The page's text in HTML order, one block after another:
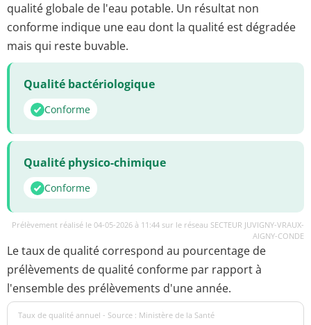
qualité globale de l'eau potable. Un résultat non
conforme indique une eau dont la qualité est dégradée
mais qui reste buvable.
Qualité bactériologique
Conforme
Qualité physico-chimique
Conforme
Prélèvement réalisé le 04-05-2026 à 11:44 sur le réseau SECTEUR JUVIGNY-VRAUX-
AIGNY-CONDE
Le taux de qualité correspond au pourcentage de
prélèvements de qualité conforme par rapport à
l'ensemble des prélèvements d'une année.
Taux de qualité annuel - Source : Ministère de la Santé